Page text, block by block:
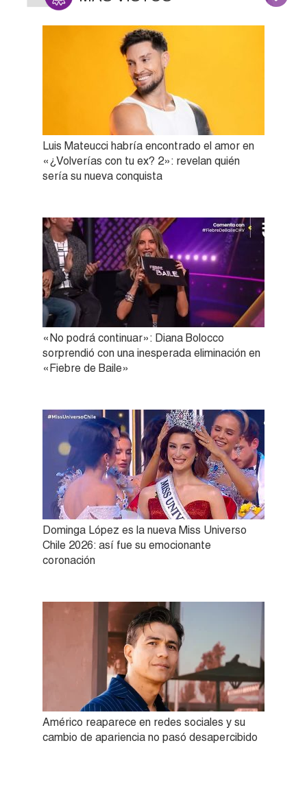
Luis Mateucci habría encontrado el amor en
«¿Volverías con tu ex? 2»: revelan quién
sería su nueva conquista
«No podrá continuar»: Diana Bolocco
sorprendió con una inesperada eliminación en
«Fiebre de Baile»
Dominga López es la nueva Miss Universo
Chile 2026: así fue su emocionante
coronación
Américo reaparece en redes sociales y su
cambio de apariencia no pasó desapercibido